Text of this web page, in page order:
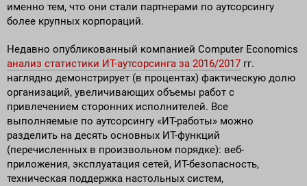
именно тем, что они стали партнерами по аутсорсингу
более крупных корпораций.
Недавно опубликованный компанией Computer Economics
анализ статистики ИТ-аутсорсинга за 2016/2017 гг.
наглядно демонстрирует (в процентах) фактическую долю
организаций, увеличивающих объемы работ с
привлечением сторонних исполнителей. Все
выполняемые по аутсорсингу «ИТ-работы» можно
разделить на десять основных ИТ-функций
(перечисленных в произвольном порядке): веб-
приложения, эксплуатация сетей, ИТ-безопасность,
техническая поддержка настольных систем,